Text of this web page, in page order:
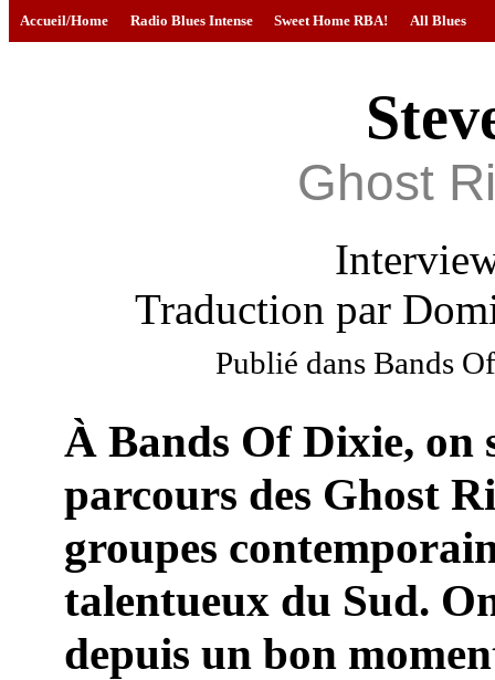
Accueil/Home Radio Blues Intense Sweet Home RBA! All Blues
Ghost
Traduction par
Publié dans Bands
À Bands Of Dixie, on
parcours des Ghost
groupes
talentueux du Sud.
depuis un bon